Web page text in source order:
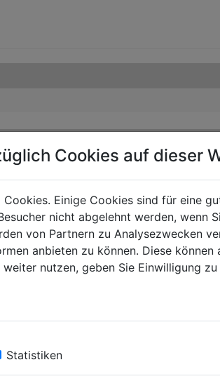
Cookies auf dieser
Cookies. Einige Cookies sind für eine
nicht abgelehnt werden, wenn
von Partnern zu Analysezwecken
anbieten zu können. Diese
weiter nutzen, geben Sie Einwilligung
Statistiken